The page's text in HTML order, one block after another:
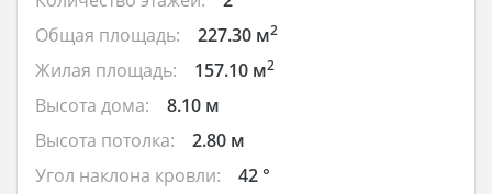
Общая площадь:
227.30 м2
Жилая площадь: 157.10 м2
Высота дома:
8.10 м
Высота потолка:
2.80 м
Угол наклона кровли:
42 °